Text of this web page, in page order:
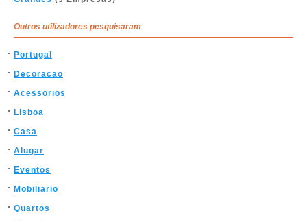
Outros utilizadores pesquisaram
Portugal
Decoracao
Acessorios
Lisboa
Casa
Alugar
Eventos
Mobiliario
Quartos